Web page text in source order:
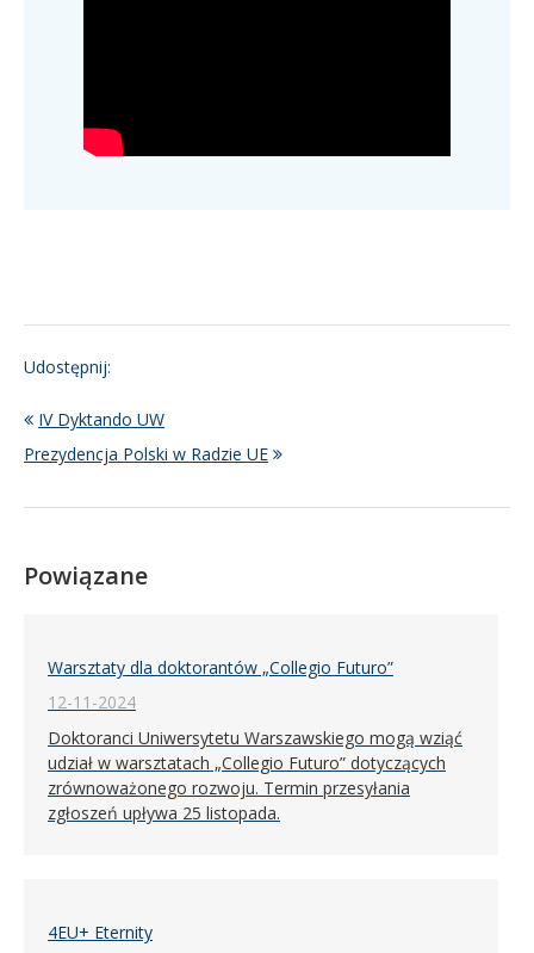
Udostępnij:
IV Dyktando UW
Prezydencja Polski w Radzie UE
Powiązane
Warsztaty dla doktorantów „Collegio Futuro”
12-11-2024
Doktoranci Uniwersytetu Warszawskiego mogą wziąć
udział w warsztatach „Collegio Futuro” dotyczących
zrównoważonego rozwoju. Termin przesyłania
zgłoszeń upływa 25 listopada.
4EU+ Eternity